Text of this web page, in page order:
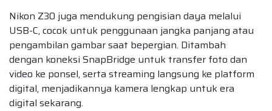
Nikon Z30 juga mendukung pengisian daya melalui
USB-C, cocok untuk penggunaan jangka panjang atau
pengambilan gambar saat bepergian. Ditambah
dengan koneksi SnapBridge untuk transfer foto dan
video ke ponsel, serta streaming langsung ke platform
digital, menjadikannya kamera lengkap untuk era
digital sekarang.